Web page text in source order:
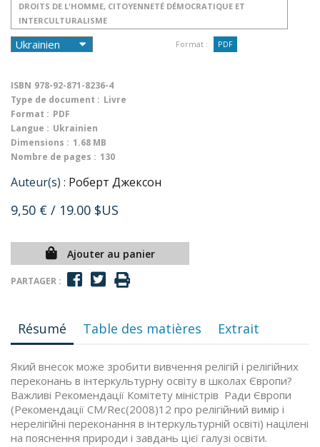
DROITS DE L'HOMME, CITOYENNETÉ DÉMOCRATIQUE ET
INTERCULTURALISME
Format : PDF
ISBN 978-92-871-8236-4
Type de document : Livre
Format : PDF
Langue : Ukrainien
Dimensions : 1.68 MB
Nombre de pages : 130
Auteur(s) : Роберт Джексон
9,50 € / 19.00 $US
Ajouter au panier
PARTAGER :
Résumé Table des matières Extrait
Який внесок може зробити вивчення релігій і релігійних
переконань в інтеркультурну освіту в школах Європи?
Важливі Рекомендації Комітету міністрів Ради Європи
(Рекомендації СМ/Rec(2008)12 про релігійний вимір і
нерелігійні переконання в інтеркультурній освіті) націлені
на пояснення природи і завдань цієї галузі освіти.